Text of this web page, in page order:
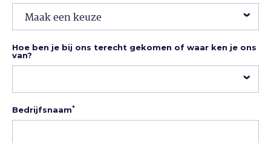
Hoe ben je bij ons terecht gekomen of waar ken je ons
van?
Bedrijfsnaam*